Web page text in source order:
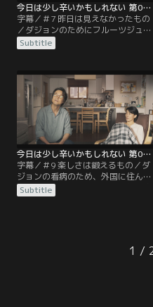
今日は少し辛いかもしれない 第07話／字幕
字幕／＃7 昨日は見えなかったもの
／ダジョンのためにフルーツジュー
スを用意するチャンウク。 マンゴ
ー、トマト、キャベツなど、あらゆ
医師から断食の指示が出され…
Subtitle
今日は少し辛いかもしれない 第09話／字幕
字幕／＃9 楽しさは鍛えるもの／ダ
ジョンの看病のため、外国に住んで
いたダジョンの妹が帰国。病気の家
族がいる人にも普通の人生がある。
Subtitle
1